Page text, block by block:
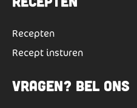
Recepten
Recept insturen
Vragen? Bel ons